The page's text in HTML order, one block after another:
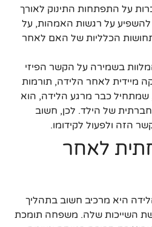
על התפתחות התינוק לאורך
להשפיע על רגשות האמהות, על
הכלליות של האם לאחר
בשמירה על הקשר הפיזי
מיידית לאחר הלידה, תורמות
כבר מרגע הלידה, הוא
של הילד. לכן, חשוב
הזה ולפעול לקידומו.
לאחר
היא מרכיב חשוב בתהליך
השייכות שלה. משפחה תומכת